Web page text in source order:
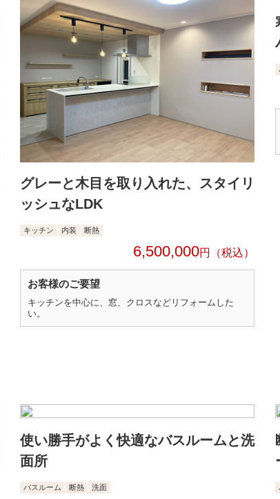
グレーと木目を取り入れた、スタイリ
ッシュなLDK
キッチン 内装 断熱
6,500,000円
お客様のご要望
キッチンを中心に、窓、クロスなどリフォームした
い。
使い勝手がよく快適なバスルームと洗
面所
バスルーム 断熱 洗面